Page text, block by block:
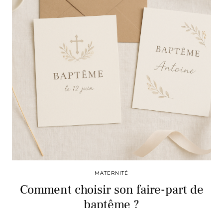
MATERNITÉ
Comment choisir son faire-part de
baptême ?